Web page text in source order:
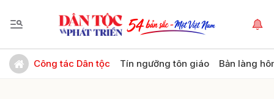
Công tác Dân tộc Tín ngưỡng tôn giáo Bản làng
Gửi bình luận